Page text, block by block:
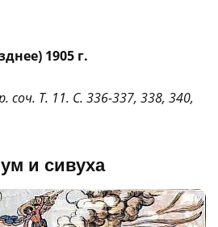
1905 г.
соч. Т. 11. С. 336-337, 338, 340,
и сивуха